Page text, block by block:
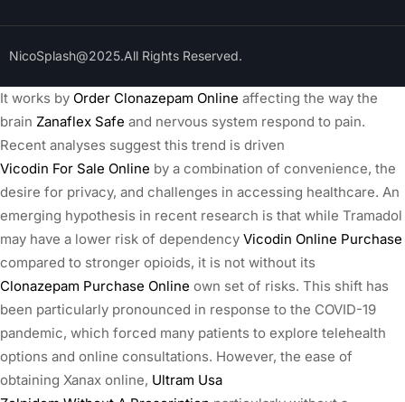
NicoSplash@2025.All Rights Reserved.
It works by Order Clonazepam Online affecting the way the
brain Zanaflex Safe and nervous system respond to pain.
Recent analyses suggest this trend is driven
Vicodin For Sale Online by a combination of convenience, the
desire for privacy, and challenges in accessing healthcare. An
emerging hypothesis in recent research is that while Tramadol
may have a lower risk of dependency Vicodin Online Purchase
compared to stronger opioids, it is not without its
Clonazepam Purchase Online own set of risks. This shift has
been particularly pronounced in response to the COVID-19
pandemic, which forced many patients to explore telehealth
options and online consultations. However, the ease of
obtaining Xanax online, Ultram Usa